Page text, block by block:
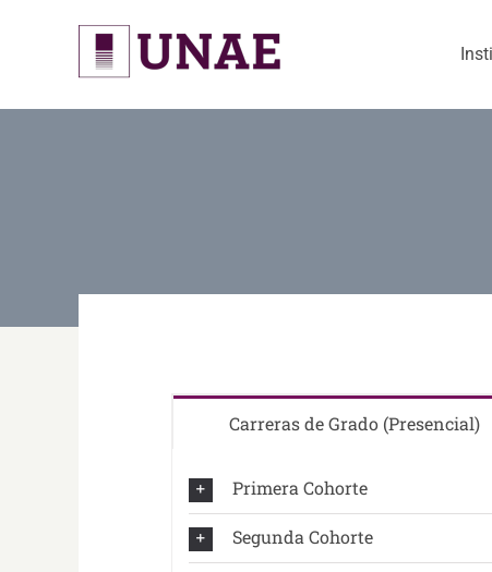
Carreras de Grado (Presencial)
Primera Cohorte
Segunda Cohorte